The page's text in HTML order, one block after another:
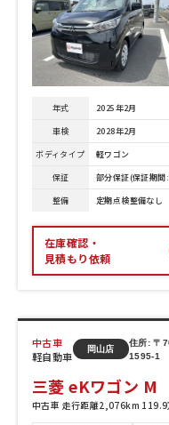
年式 2025年2月
車検
2028年2月
ボディタイプ
軽ワゴン
保証
部分保証(保証期
整備
定期点検整備なし
在庫確認・
見積もり依頼
中古車
軽自動車
岡山店
住所: 〒
1595-1
三菱 eKワゴン M
中古車 走行距離2,076km